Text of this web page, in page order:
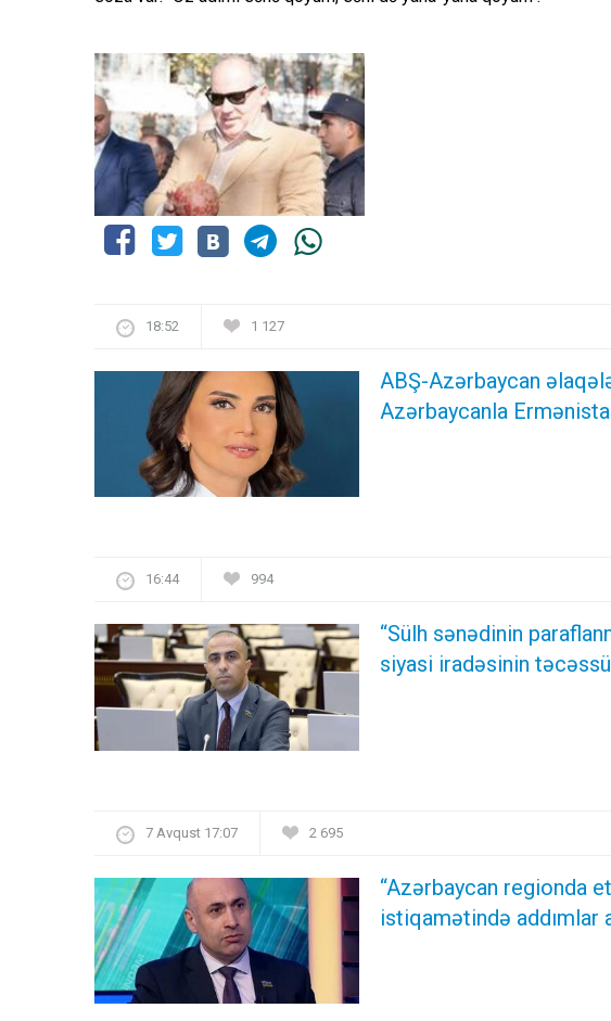
18:52 1 127
ABŞ-Azərbaycan
Azərbaycanla
16:44 994
“Sülh sənədinin
siyasi iradəsinin
7 Avqust 17:07 2 695
“Azərbaycan regionda
istiqamətində addımlar